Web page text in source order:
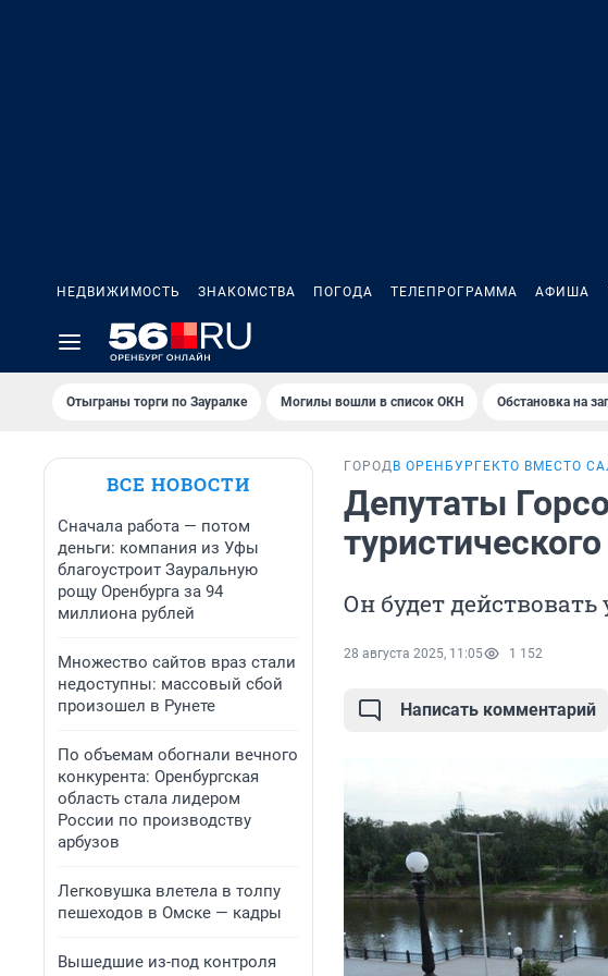
НЕДВИЖИМОСТЬ ЗНАКОМСТВА ПОГОДА ТЕЛЕПРОГРАММА АФИША
Отыграны торги по Зауралке Могилы вошли в список ОКН Обстановка на
ВСЕ НОВОСТИ
Сначала работа — потом
деньги: компания из Уфы
благоустроит Зауральную
рощу Оренбурга за 94
миллиона рублей
Множество сайтов враз стали
недоступны: массовый сбой
произошел в Рунете
По объемам обогнали вечного
конкурента: Оренбургская
область стала лидером
России по производству
арбузов
Легковушка влетела в толпу
пешеходов в Омске — кадры
Вышедшие из-под контроля
ГОРОД В ОРЕНБУРГЕ КТО ВМЕСТО
Депутаты
Он будет действовать
28 августа 2025, 11:05 1 152
Написать комментарий